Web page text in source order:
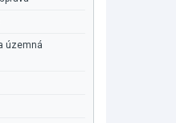
územná